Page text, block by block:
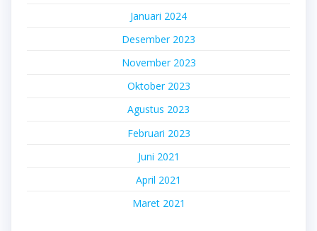
Januari 2024
Desember 2023
November 2023
Oktober 2023
Agustus 2023
Februari 2023
Juni 2021
April 2021
Maret 2021